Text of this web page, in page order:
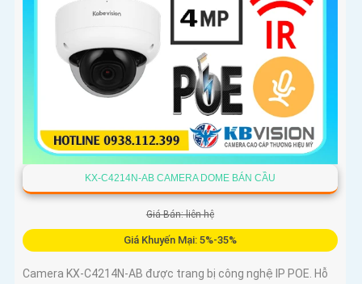
KX-C4214N-AB CAMERA DOME BÁN CẦU
Giá Bán: liên hệ
Giá Khuyến Mại: 5%-35%
Camera KX-C4214N-AB được trang bị công nghệ IP POE. Hỗ